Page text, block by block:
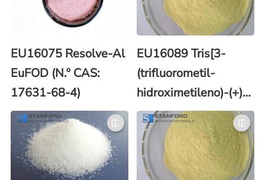
EU16075 Resolve-Al
EuFOD (N.º CAS:
17631-68-4)
EU16089 Tris[3-
(trifluorometil-
hidroximetileno)-(+)-
canforato] de európio
(N.º CAS: 34830-11-
0)